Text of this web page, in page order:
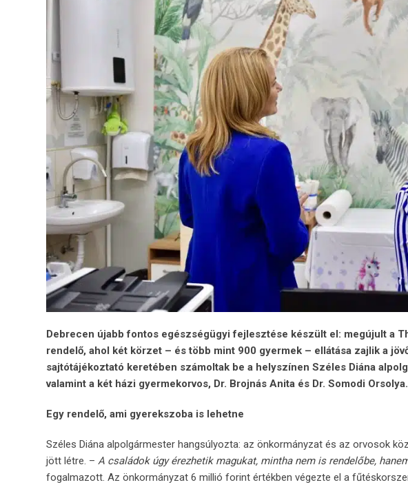
Debrecen újabb fontos egészségügyi fejlesztése készült el: megújult a
rendelő, ahol két körzet – és több mint 900 gyermek – ellátása zajlik a
sajtótájékoztató keretében számoltak be a helyszínen Széles Diána
valamint a két házi gyermekorvos, Dr. Brojnás Anita és Dr. Somodi Orsolya.
Egy rendelő, ami gyerekszoba is lehetne
Széles Diána alpolgármester hangsúlyozta: az önkormányzat és az orvosok
jött létre. – A családok úgy érezhetik magukat, mintha nem is rendelőbe,
fogalmazott. Az önkormányzat 6 millió forint értékben végezte el a